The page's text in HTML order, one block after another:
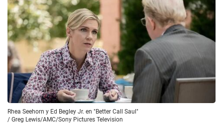
Rhea Seehorn y Ed Begley Jr. en "Better Call Saul"
/ Greg Lewis/AMC/Sony Pictures Television